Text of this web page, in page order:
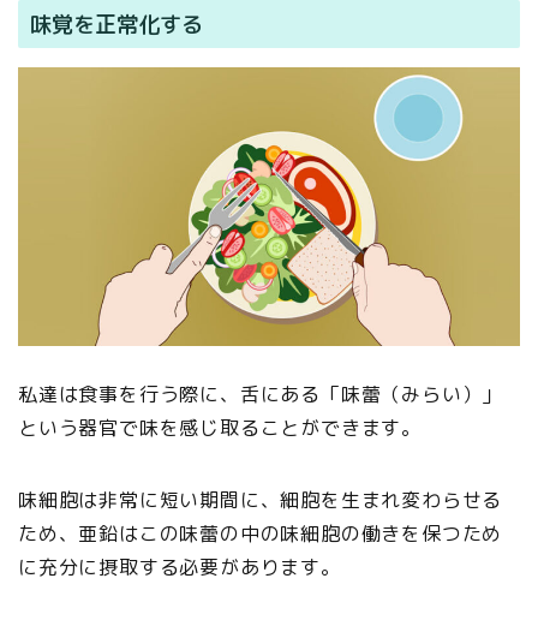
味覚を正常化する
私達は食事を行う際に、舌にある「味蕾（みらい）」
という器官で味を感じ取ることができます。
味細胞は非常に短い期間に、細胞を生まれ変わらせる
ため、亜鉛はこの味蕾の中の味細胞の働きを保つため
に充分に摂取する必要があります。